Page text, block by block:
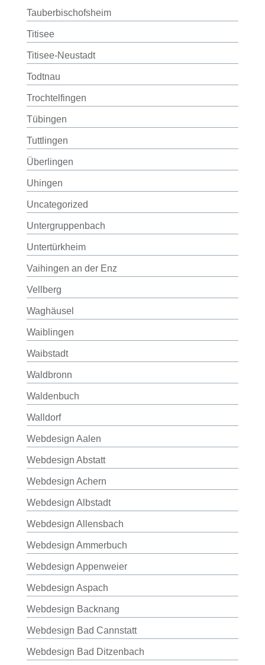
Tauberbischofsheim
Titisee
Titisee-Neustadt
Todtnau
Trochtelfingen
Tübingen
Tuttlingen
Überlingen
Uhingen
Uncategorized
Untergruppenbach
Untertürkheim
Vaihingen an der Enz
Vellberg
Waghäusel
Waiblingen
Waibstadt
Waldbronn
Waldenbuch
Walldorf
Webdesign Aalen
Webdesign Abstatt
Webdesign Achern
Webdesign Albstadt
Webdesign Allensbach
Webdesign Ammerbuch
Webdesign Appenweier
Webdesign Aspach
Webdesign Backnang
Webdesign Bad Cannstatt
Webdesign Bad Ditzenbach